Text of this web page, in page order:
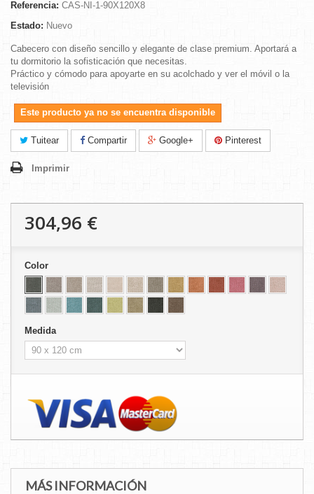
Referencia: CAS-NI-1-90X120X8
Estado: Nuevo
Cabecero con diseño sencillo y elegante de clase premium. Aportará a
tu dormitorio la sofisticación que necesitas.
Práctico y cómodo para apoyarte en su acolchado y ver el móvil o la
televisión
Este producto ya no se encuentra disponible
Tuitear Compartir Google+ Pinterest
Imprimir
304,96 €
Color
Medida
MÁS INFORMACIÓN